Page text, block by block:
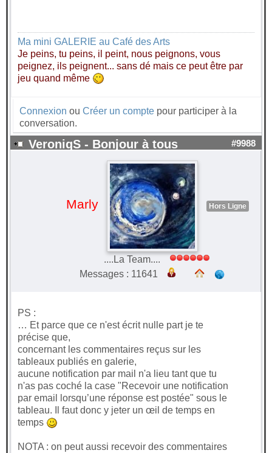
Ma mini GALERIE au Café des Arts
Je peins, tu peins, il peint, nous peignons, vous
peignez, ils peignent... sans dé mais ce peut être par
jeu quand même
Connexion ou Créer un compte pour participer à la
conversation.
VeroniqS - Bonjour à tous #9988
Marly Hors Ligne
....La Team....
Messages : 11641
PS :
… Et parce que ce n'est écrit nulle part je te
précise que,
concernant les commentaires reçus sur les
tableaux publiés en galerie,
aucune notification par mail n'a lieu tant que tu
n'as pas coché la case "Recevoir une notification
par email lorsqu’une réponse est postée" sous le
tableau. Il faut donc y jeter un œil de temps en
temps
NOTA : on peut aussi recevoir des commentaires